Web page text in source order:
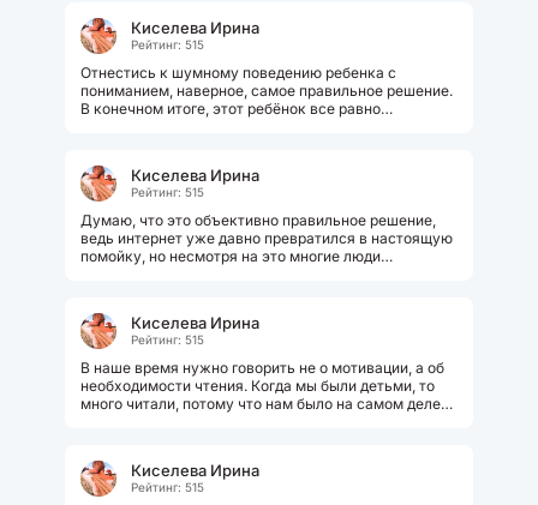
Киселева Ирина
Рейтинг: 515
Отнестись к шумному поведению ребенка с
пониманием, наверное, самое правильное решение.
В конечном итоге, этот ребёнок все равно
Киселева Ирина
Рейтинг: 515
Думаю, что это объективно правильное решение,
ведь интернет уже давно превратился в настоящую
помойку, но несмотря на это многие люди
Киселева Ирина
Рейтинг: 515
В наше время нужно говорить не о мотивации, а об
необходимости чтения. Когда мы были детьми, то
много читали, потому что нам было на самом деле
Киселева Ирина
Рейтинг: 515